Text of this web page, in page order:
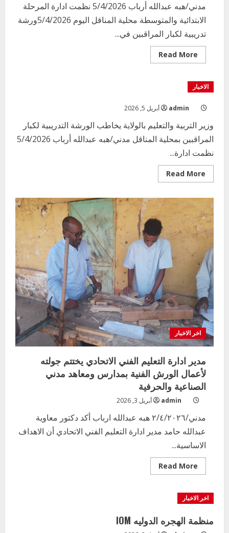
مدني/هبه عبدالله أرباب 5/4/2026 نظمت ادارة المرحلة
الابتدائية والمتوسطة محلية المناقل اليوم 5/4/2026ورشة
تدريبية لكبار المراقبين في...
Read More
more
يخاطب
الورشة
لكبار
المراقبين
بمحلية
الاخبار
admin أبريل 5, 2026
وزير التربية والتعليم بالولاية يخاطب الورشة التدريبية لكبار
المراقبين بمحلية المناقل مدني/هبه عبدالله أرباب 5/4/2026
نظمت ادارة...
Read More
more
اخر الاخبار
مدير ادارة التعليم الفني الاتحادي يختتم جولته
لأعمال الورش الفنية بمدارس ومعاهد مدني
الصناعية والحرفية
admin أبريل 3, 2026
مدني/٢/٤/٢٠٢٦ هبه عبدالله ارباب أكد دكتور معاوية
عبدالله حامد مدير ادارة التعليم الفني الاتحادي أن الاهداف
الاساسية...
Read More
more
الاتحادي
يختتم
جولته
اخر الاخبار
منظمة الهجره الدوليه IOM